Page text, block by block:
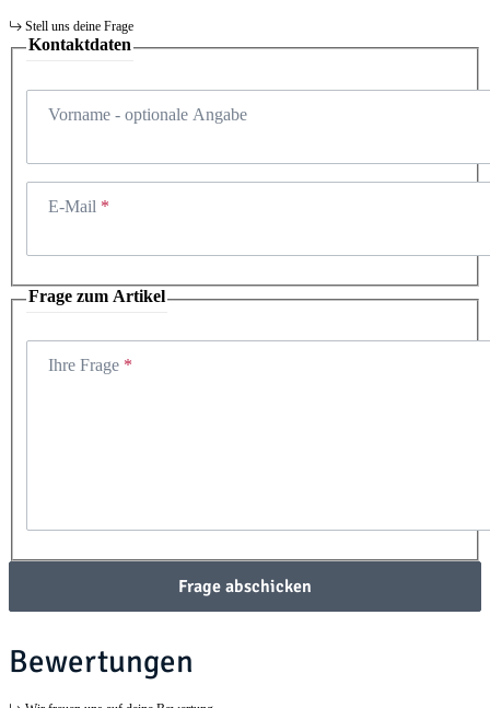
Stell uns deine Frage
Kontaktdaten
Vorname - optionale Angabe
E-Mail
Frage zum Artikel
Ihre Frage
Frage abschicken
Bewertungen